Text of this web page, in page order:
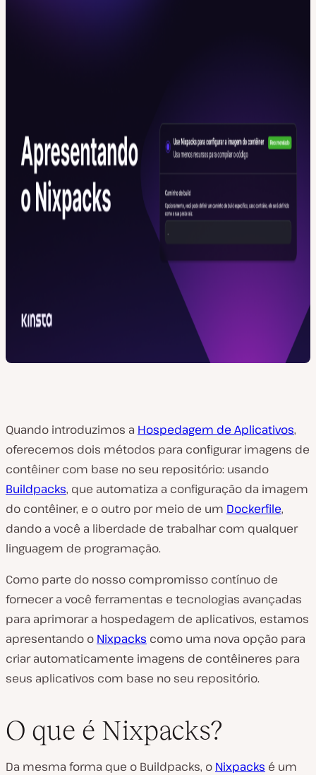
Quando introduzimos a Hospedagem de Aplicativos,
oferecemos dois métodos para configurar imagens de
contêiner com base no seu repositório: usando
Buildpacks, que automatiza a configuração da imagem
do contêiner, e o outro por meio de um Dockerfile,
dando a você a liberdade de trabalhar com qualquer
linguagem de programação.
Como parte do nosso compromisso contínuo de
fornecer a você ferramentas e tecnologias avançadas
para aprimorar a hospedagem de aplicativos, estamos
apresentando o Nixpacks como uma nova opção para
criar automaticamente imagens de contêineres para
seus aplicativos com base no seu repositório.
O que é Nixpacks?
Da mesma forma que o Buildpacks, o Nixpacks é um